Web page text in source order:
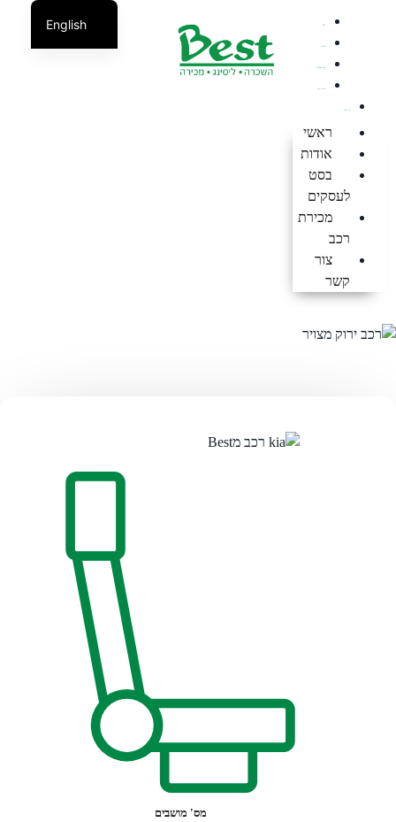
ראשי
אודות
בסט
לעסקים
מכירת
רכב
צור
קשר
מס' מושבים
English